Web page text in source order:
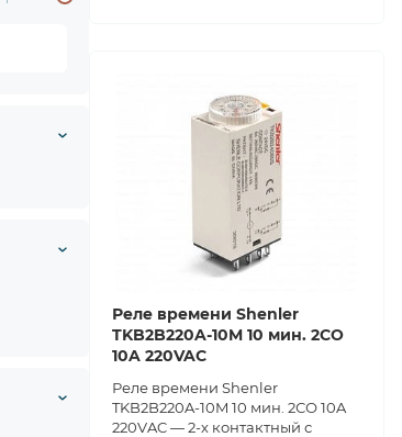
Реле времени Shenler
TKB2B220A-10M 10 мин. 2СО
10A 220VAC
Реле времени Shenler
TKB2B220A-10M 10 мин. 2СО 10A
220VAC — 2-х контактный с